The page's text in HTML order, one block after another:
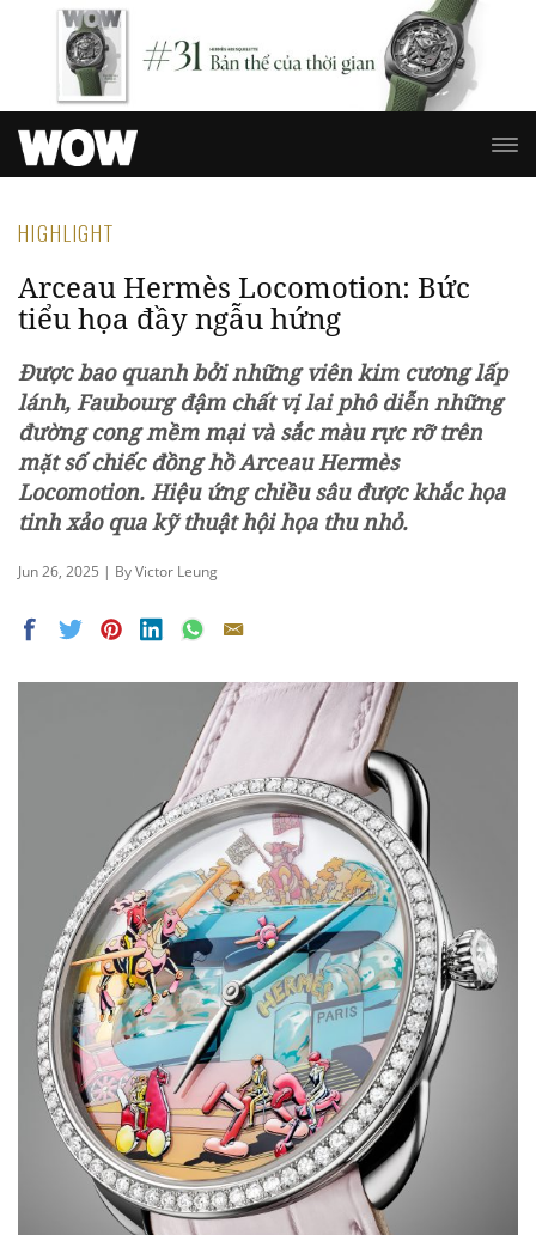
HIGHLIGHT
Arceau Hermès Locomotion: Bức
tiểu họa đầy ngẫu hứng
Được bao quanh bởi những viên kim cương lấp
lánh, Faubourg đậm chất vị lai phô diễn những
đường cong mềm mại và sắc màu rực rỡ trên
mặt số chiếc đồng hồ Arceau Hermès
Locomotion. Hiệu ứng chiều sâu được khắc họa
tinh xảo qua kỹ thuật hội họa thu nhỏ.
Jun 26, 2025 | By Victor Leung